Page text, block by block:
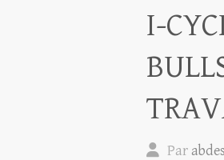
I-
Par